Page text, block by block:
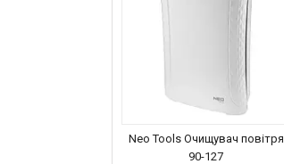
Neo Tools Очищувач повітря
90-127